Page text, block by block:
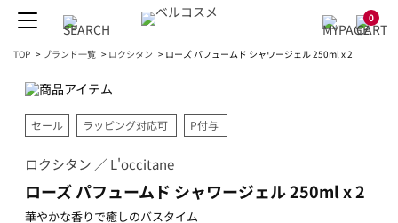
0
TOP > ブランド一覧 > ロクシタン > ローズ パフュームド シャワージェル 250ml x 2
セール ラッピング対応可 P付与
ロクシタン ／ L'occitane
ローズ パフュームド シャワージェル 250ml x 2
華やかな香りで癒しのバスタイム